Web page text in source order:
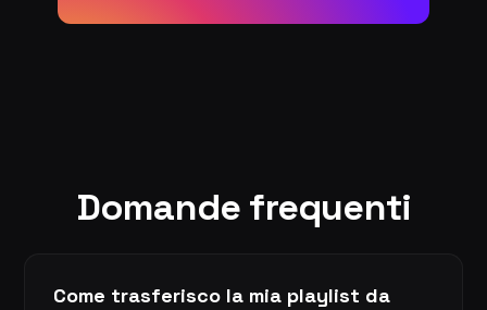
Domande frequenti
Come trasferisco la mia playlist da